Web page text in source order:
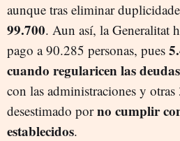
aunque tras eliminar
99.700. Aun así, la Generalitat
pago a 90.285 personas, pues
cuando regularicen las deudas
con las administraciones y
desestimado porno cumplir
establecidos.